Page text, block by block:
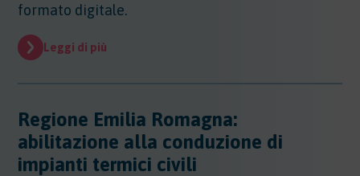
formato digitale.
Leggi di più
Regione Emilia Romagna:
abilitazione alla conduzione di
impianti termici civili